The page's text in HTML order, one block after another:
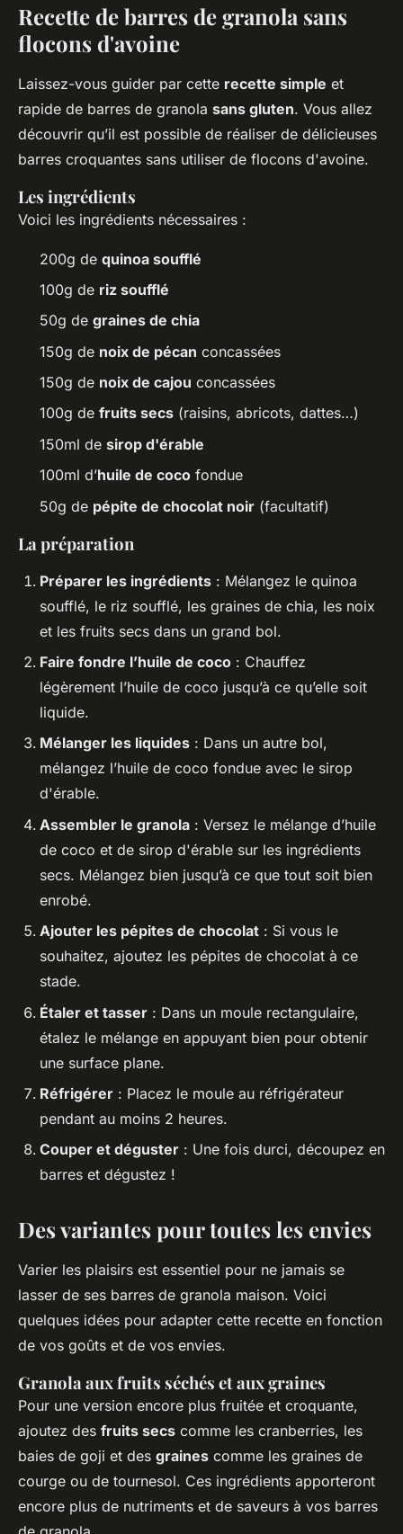
Recette de barres de granola sans
flocons d'avoine
Laissez-vous guider par cette recette simple et
rapide de barres de granola sans gluten. Vous allez
découvrir qu’il est possible de réaliser de délicieuses
barres croquantes sans utiliser de flocons d'avoine.
Les ingrédients
Voici les ingrédients nécessaires :
200g de quinoa soufflé
100g de riz soufflé
50g de graines de chia
150g de noix de pécan concassées
150g de noix de cajou concassées
100g de fruits secs (raisins, abricots, dattes…)
150ml de sirop d'érable
100ml d’huile de coco fondue
50g de pépite de chocolat noir (facultatif)
La préparation
Préparer les ingrédients : Mélangez le quinoa
soufflé, le riz soufflé, les graines de chia, les noix
et les fruits secs dans un grand bol.
Faire fondre l’huile de coco : Chauffez
légèrement l’huile de coco jusqu’à ce qu’elle soit
liquide.
Mélanger les liquides : Dans un autre bol,
mélangez l’huile de coco fondue avec le sirop
d'érable.
Assembler le granola : Versez le mélange d’huile
de coco et de sirop d'érable sur les ingrédients
secs. Mélangez bien jusqu’à ce que tout soit bien
enrobé.
Ajouter les pépites de chocolat : Si vous le
souhaitez, ajoutez les pépites de chocolat à ce
stade.
Étaler et tasser : Dans un moule rectangulaire,
étalez le mélange en appuyant bien pour obtenir
une surface plane.
Réfrigérer : Placez le moule au réfrigérateur
pendant au moins 2 heures.
Couper et déguster : Une fois durci, découpez en
barres et dégustez !
Des variantes pour toutes les envies
Varier les plaisirs est essentiel pour ne jamais se
lasser de ses barres de granola maison. Voici
quelques idées pour adapter cette recette en fonction
de vos goûts et de vos envies.
Granola aux fruits séchés et aux graines
Pour une version encore plus fruitée et croquante,
ajoutez des fruits secs comme les cranberries, les
baies de goji et des graines comme les graines de
courge ou de tournesol. Ces ingrédients apporteront
encore plus de nutriments et de saveurs à vos barres